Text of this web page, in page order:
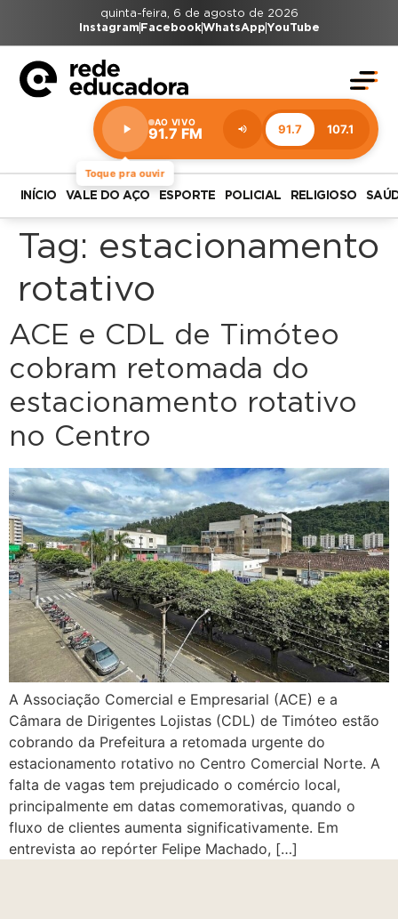
quinta-feira, 6 de agosto de 2026
Instagram FacebookWhatsAppYouTube
Toque pra ouvir
AO VIVO
91.7 FM 91.7 107.1
Estação:
91.7
FM
INÍCIO VALE DO AÇO ESPORTE POLICIAL RELIGIOSO
Tag: estacionamento
rotativo
ACE e CDL de Timóteo
cobram retomada do
estacionamento rotativo
no Centro
A Associação Comercial e Empresarial (ACE) e a
Câmara de Dirigentes Lojistas (CDL) de Timóteo estão
cobrando da Prefeitura a retomada urgente do
estacionamento rotativo no Centro Comercial Norte. A
falta de vagas tem prejudicado o comércio local,
principalmente em datas comemorativas, quando o
fluxo de clientes aumenta significativamente. Em
entrevista ao repórter Felipe Machado, […]